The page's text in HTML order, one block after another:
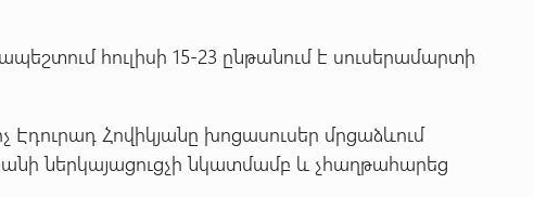
հուլիսի 15-23 ընթանում է սուսերամարտի
Էդուրադ Հովիկյանը խոցասուսեր մրցաձևում
ներկայացուցչի նկատմամբ և չհաղթահարեց